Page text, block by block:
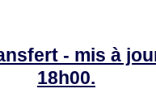
- mis à
18h00.